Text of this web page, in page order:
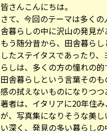
皆さんこんにちは。
さて、今回のテーマは多く
舎暮らしの中に沢山の発見が
もう随分昔から、田舎暮ら
したステイタスであったり
らしは、多くの方の憧れの
田舎暮らしという言葉その
感の拭えないものになりつ
著者は、イタリアに20年住
が、写真集になりそうな美
い深く、発見の多い暮らし